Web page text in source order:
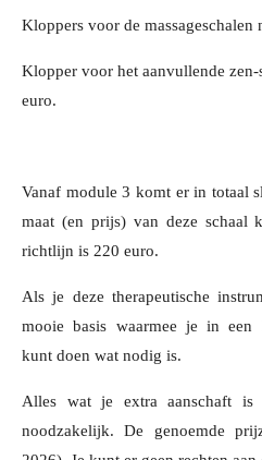
Kloppers voor de massageschalen
Klopper voor het aanvullende
euro.
Vanaf module 3 komt er in totaal
maat (en prijs) van deze schaal
richtlijn is 220 euro.
Als je deze therapeutische
mooie basis waarmee je in een
kunt doen wat nodig is.
Alles wat je extra aanschaft
noodzakelijk. De genoemde